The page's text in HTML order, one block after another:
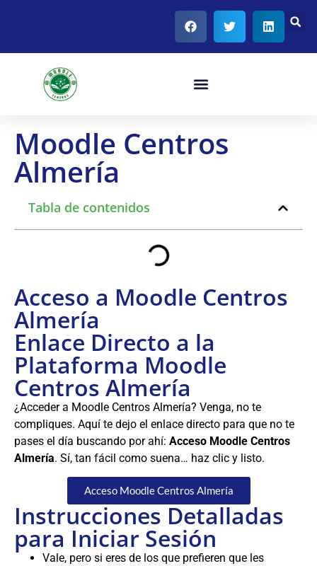
Moodle Centros
Almería
Tabla de contenidos
Acceso a Moodle Centros
Almería
Enlace Directo a la
Plataforma Moodle
Centros Almería
¿Acceder a Moodle Centros Almería? Venga, no te
compliques. Aquí te dejo el enlace directo para que no te
pases el día buscando por ahí: Acceso Moodle Centros
Almería. Sí, tan fácil como suena… haz clic y listo.
Acceso Moodle Centros Almería
Instrucciones Detalladas
para Iniciar Sesión
Vale, pero si eres de los que prefieren que les